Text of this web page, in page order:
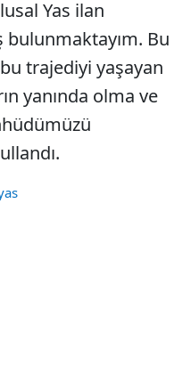
Yas ilan
Bu
trajediyi yaşayan
yanında olma ve